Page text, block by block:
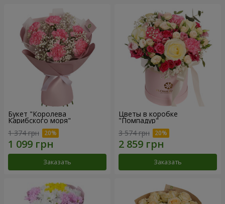
Букет "Королева
Карибского моря"
1 374 грн
Заказать
Цветы в коробке
"Помпадур"
3 574 грн
Заказать